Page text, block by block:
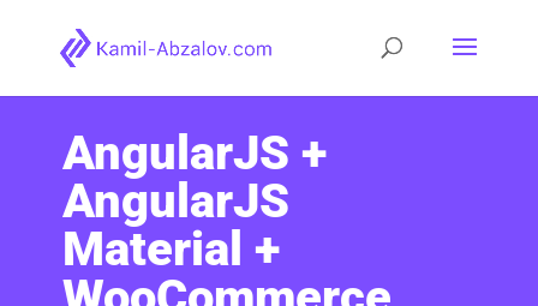
AngularJS +
AngularJS
Material +